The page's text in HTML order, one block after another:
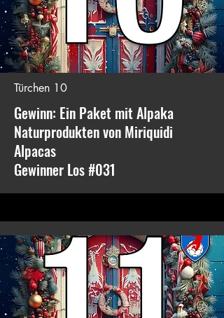
Türchen 10
Gewinn: Ein Paket mit Alpaka
Naturprodukten von Miriquidi
Alpacas
Gewinner Los #031